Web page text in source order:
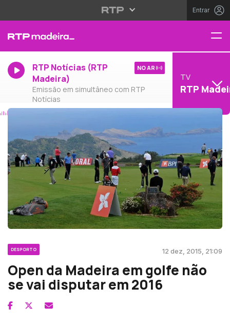
Entrar
RTP Notícias (RTP
Madeira)
Emissão em simultâneo com RTP
Notícias
NO AR
TV
RTP
DESPORTO 12 dez, 2015, 21:09
Open da Madeira em golfe não
se vai disputar em 2016